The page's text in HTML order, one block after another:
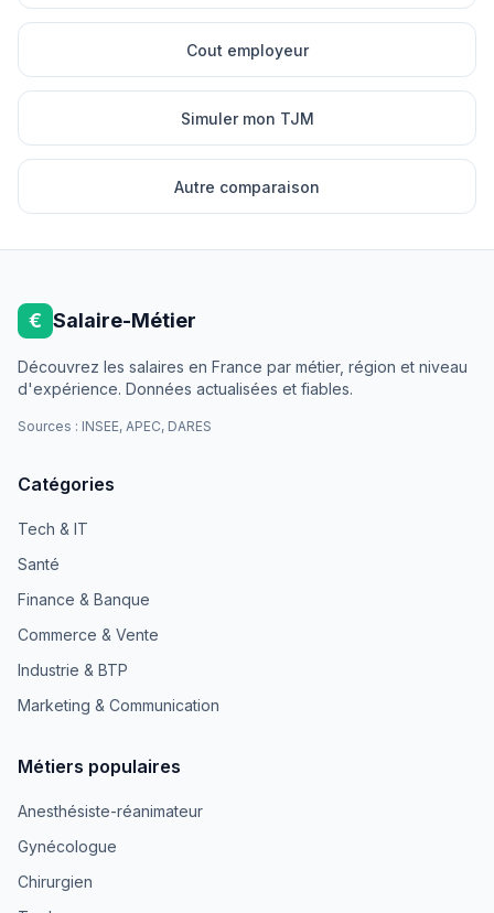
Cout employeur
Simuler mon TJM
Autre comparaison
€ Salaire-Métier
Découvrez les salaires en France par métier, région et niveau
d'expérience. Données actualisées et fiables.
Sources : INSEE, APEC, DARES
Catégories
Tech & IT
Santé
Finance & Banque
Commerce & Vente
Industrie & BTP
Marketing & Communication
Métiers populaires
Anesthésiste-réanimateur
Gynécologue
Chirurgien